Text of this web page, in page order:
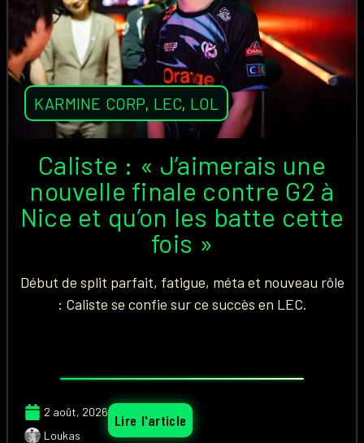
KARMINE CORP, LEC, LOL
Caliste : « J’aimerais une
nouvelle finale contre G2 à
Nice et qu’on les batte cette
fois »
Début de split parfait, fatigue, méta et nouveau rôle
: Caliste se confie sur ce succès en LEC.
2 août, 2026
Loukas
Lire l'article